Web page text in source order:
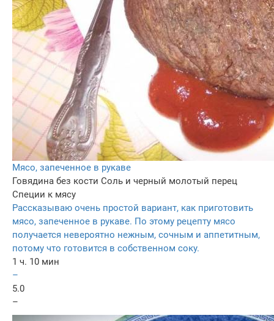
Мясо, запеченное в рукаве
Говядина без кости Соль и черный молотый перец
Специи к мясу
Рассказываю очень простой вариант, как приготовить
мясо, запеченное в рукаве. По этому рецепту мясо
получается невероятно нежным, сочным и аппетитным,
потому что готовится в собственном соку.
1 ч. 10 мин
–
5.0
–